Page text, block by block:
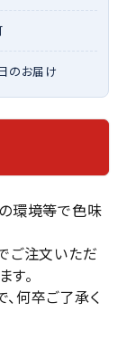
のお届け
環境等で色味
ご注文いただ
。
何卒ご了承く